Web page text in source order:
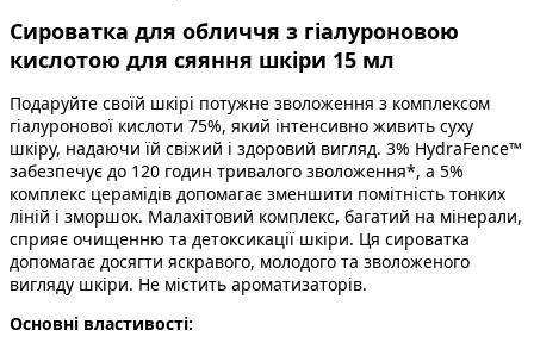
Сироватка для обличчя з гіалуроновою
кислотою для сяяння шкіри 15 мл
Подаруйте своїй шкірі потужне зволоження з комплексом
гіалуронової кислоти 75%, який інтенсивно живить суху
шкіру, надаючи їй свіжий і здоровий вигляд. 3% HydraFence™
забезпечує до 120 годин тривалого зволоження*, а 5%
комплекс церамідів допомагає зменшити помітність тонких
ліній і зморшок. Малахітовий комплекс, багатий на мінерали,
сприяє очищенню та детоксикації шкіри. Ця сироватка
допомагає досягти яскравого, молодого та зволоженого
вигляду шкіри. Не містить ароматизаторів.
Основні властивості: